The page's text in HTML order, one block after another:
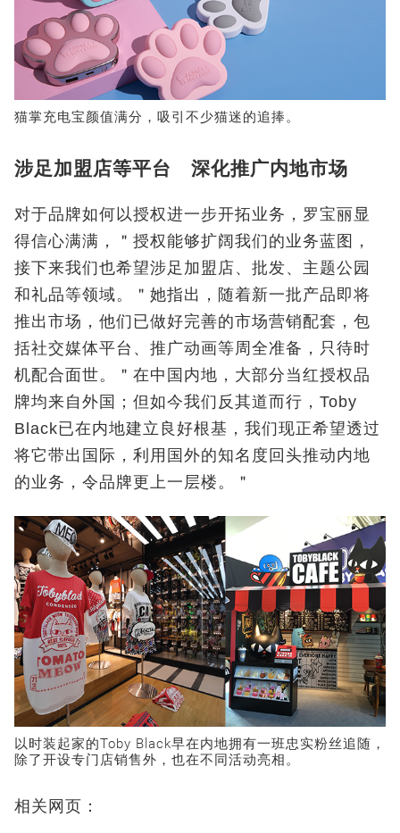
猫掌充电宝颜值满分，吸引不少猫迷的追捧。
涉足加盟店等平台 深化推广内地市场
对于品牌如何以授权进一步开拓业务，罗宝丽显
得信心满满，＂授权能够扩阔我们的业务蓝图，
接下来我们也希望涉足加盟店、批发、主题公园
和礼品等领域。＂她指出，随着新一批产品即将
推出市场，他们已做好完善的市场营销配套，包
括社交媒体平台、推广动画等周全准备，只待时
机配合面世。＂在中国内地，大部分当红授权品
牌均来自外国；但如今我们反其道而行，Toby
Black已在内地建立良好根基，我们现正希望透过
将它带出国际，利用国外的知名度回头推动内地
的业务，令品牌更上一层楼。＂
以时装起家的Toby Black早在内地拥有一班忠实粉丝追随，
除了开设专门店销售外，也在不同活动亮相。
相关网页：